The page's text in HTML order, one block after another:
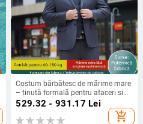
Costum bărbătesc de mărime mare
– ținută formală pentru afaceri și
nuntă
529.32 - 931.17 Lei
add_shopping_cart